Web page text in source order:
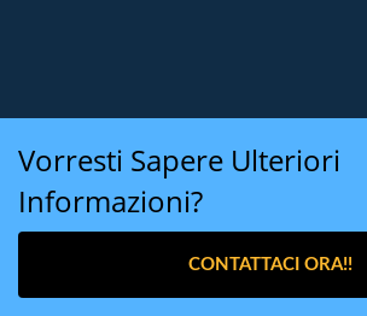
Vorresti Sapere Ulteriori
Informazioni?
CONTATTACI ORA!!